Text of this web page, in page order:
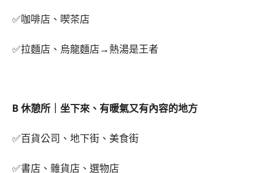
✅咖啡店、喫茶店
✅拉麵店、烏龍麵店→熱湯是王者
B 休憩所｜坐下來、有暖氣又有內容的地方
✅百貨公司、地下街、美食街
✅書店、雜貨店、選物店